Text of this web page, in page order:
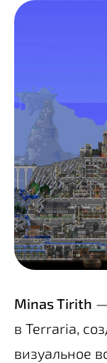
Minas Tirith
в Terraria,
визуальное